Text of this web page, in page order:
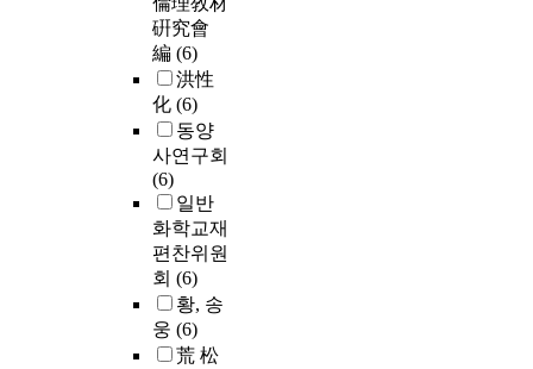
硏究會
編 (6)
洪性
化 (6)
동양
사연구회
(6)
일반
화학교재
편찬위원
회 (6)
황, 송
웅 (6)
荒 松